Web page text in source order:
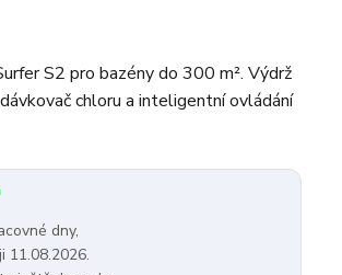
S2 pro bazény do 300 m². Výdrž
chloru a inteligentní ovládání
dny,
11.08.2026.